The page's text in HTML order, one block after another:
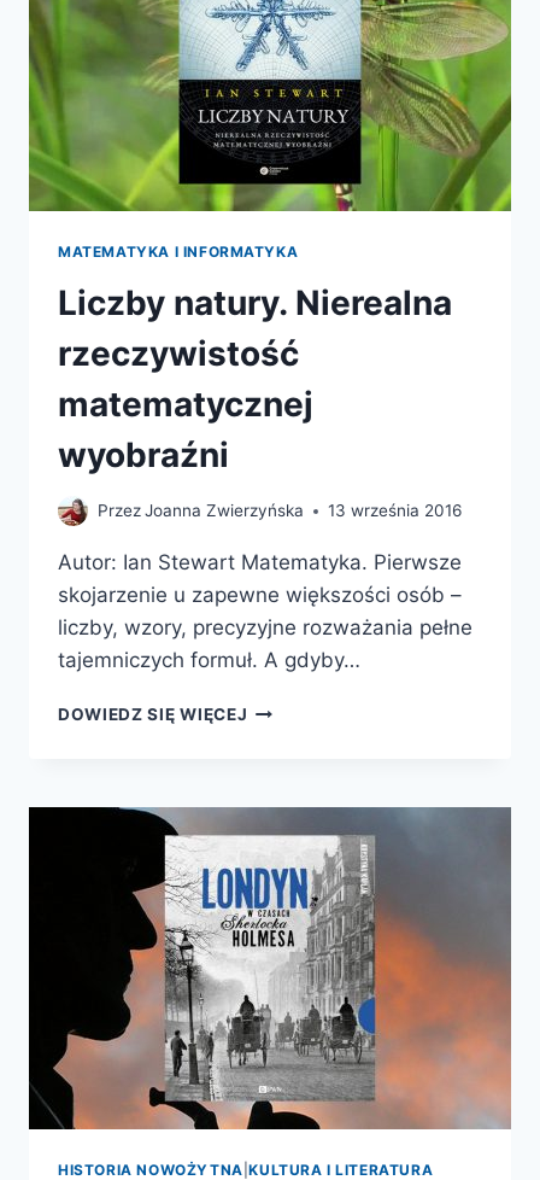
MATEMATYKA I INFORMATYKA
Liczby natury. Nierealna
rzeczywistość
matematycznej
wyobraźni
PrzezJoanna Zwierzyńska 13 września 2016
Autor: Ian Stewart Matematyka. Pierwsze
skojarzenie u zapewne większości osób –
liczby, wzory, precyzyjne rozważania pełne
tajemniczych formuł. A gdyby…
DOWIEDZ SIĘ WIĘCEJ LICZBY
MATEMATYCZNEJ
WYOBRAŹNI
HISTORIA NOWOŻYTNA |KULTURA I LITERATURA